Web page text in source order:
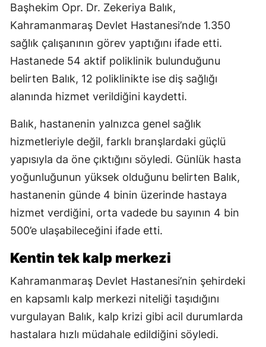
Başhekim Opr. Dr. Zekeriya Balık,
Kahramanmaraş Devlet Hastanesi’nde 1.350
sağlık çalışanının görev yaptığını ifade etti.
Hastanede 54 aktif poliklinik bulunduğunu
belirten Balık, 12 poliklinikte ise diş sağlığı
alanında hizmet verildiğini kaydetti.
Balık, hastanenin yalnızca genel sağlık
hizmetleriyle değil, farklı branşlardaki güçlü
yapısıyla da öne çıktığını söyledi. Günlük hasta
yoğunluğunun yüksek olduğunu belirten Balık,
hastanenin günde 4 binin üzerinde hastaya
hizmet verdiğini, orta vadede bu sayının 4 bin
500’e ulaşabileceğini ifade etti.
Kentin tek kalp merkezi
Kahramanmaraş Devlet Hastanesi’nin şehirdeki
en kapsamlı kalp merkezi niteliği taşıdığını
vurgulayan Balık, kalp krizi gibi acil durumlarda
hastalara hızlı müdahale edildiğini söyledi.